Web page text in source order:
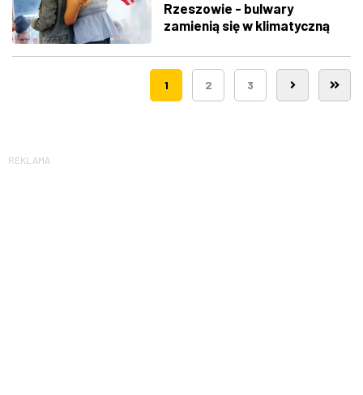
Rzeszowie - bulwary
zamienią się w klimatyczną
1 2 3
REKLAMA